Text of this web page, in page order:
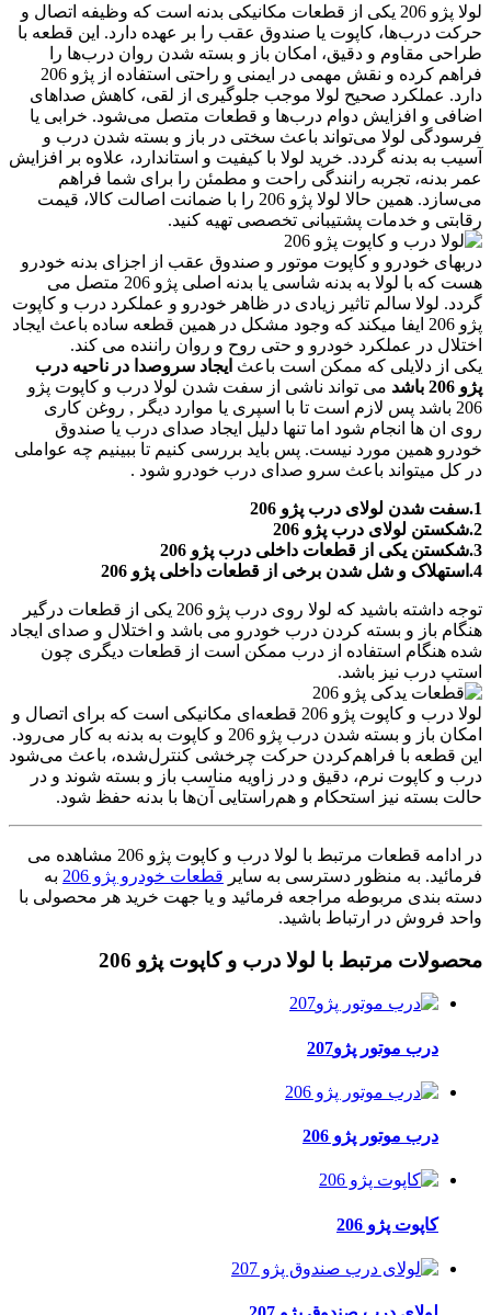
لولا پژو 206 یکی از قطعات مکانیکی بدنه است که وظیفه اتصال و
حرکت درب‌ها، کاپوت یا صندوق عقب را بر عهده دارد. این قطعه با
طراحی مقاوم و دقیق، امکان باز و بسته شدن روان درب‌ها را
فراهم کرده و نقش مهمی در ایمنی و راحتی استفاده از پژو 206
دارد. عملکرد صحیح لولا موجب جلوگیری از لقی، کاهش صداهای
اضافی و افزایش دوام درب‌ها و قطعات متصل می‌شود. خرابی یا
فرسودگی لولا می‌تواند باعث سختی در باز و بسته شدن درب و
آسیب به بدنه گردد. خرید لولا با کیفیت و استاندارد، علاوه بر افزایش
عمر بدنه، تجربه رانندگی راحت و مطمئن را برای شما فراهم
می‌سازد. همین حالا لولا پژو 206 را با ضمانت اصالت کالا، قیمت
رقابتی و خدمات پشتیبانی تخصصی تهیه کنید.
دربهای خودرو و کاپوت موتور و صندوق عقب از اجزای بدنه خودرو
هست که با لولا به بدنه شاسی یا بدنه اصلی پژو 206 متصل می
گردد. لولا سالم تاثیر زیادی در ظاهر خودرو و عملکرد درب و کاپوت
پژو 206 ایفا میکند که وجود مشکل در همین قطعه ساده باعث ایجاد
اختلال در عملکرد خودرو و حتی روح و روان راننده می کند.
یکی از دلایلی که ممکن است باعث ایجاد سروصدا در ناحیه درب
پژو 206 باشد
می تواند ناشی از سفت شدن لولا درب و کاپوت پژو
206 باشد پس لازم است تا با اسپری یا موارد دیگر , روغن کاری
روی ان ها انجام شود اما تنها دلیل ایجاد صدای درب یا صندوق
خودرو همین مورد نیست. پس باید بررسی کنیم تا ببینیم چه عواملی
در کل میتواند باعث سرو صدای درب خودرو شود .
1.سفت شدن لولای درب پژو 206
2.شکستن لولای درب پژو 206
3.شکستن یکی از قطعات داخلی درب پژو 206
4.استهلاک و شل شدن برخی از قطعات داخلی پژو 206
توجه داشته باشید که لولا روی درب پژو 206 یکی از قطعات درگیر
هنگام باز و بسته کردن درب خودرو می باشد و اختلال و صدای ایجاد
شده هنگام استفاده از درب ممکن است از قطعات دیگری چون
استپ درب نیز باشد.
لولا درب و کاپوت پژو 206 قطعه‌ای مکانیکی است که برای اتصال و
امکان باز و بسته شدن درب پژو 206 و کاپوت به بدنه به کار می‌رود.
این قطعه با فراهم‌کردن حرکت چرخشی کنترل‌شده، باعث می‌شود
درب و کاپوت نرم، دقیق و در زاویه مناسب باز و بسته شوند و در
حالت بسته نیز استحکام و هم‌راستایی آن‌ها با بدنه حفظ شود.
در ادامه قطعات مرتبط با لولا درب و کاپوت پژو 206 مشاهده می
فرمائید. به منظور دسترسی به سایر قطعات خودرو پژو 206
به
دسته بندی مربوطه مراجعه فرمائید و یا جهت خرید هر محصولی با
واحد فروش در ارتباط باشید.
محصولات مرتبط با لولا درب و کاپوت پژو 206
درب موتور پژو207
درب موتور پژو 206
کاپوت پژو 206